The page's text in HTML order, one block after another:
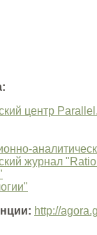
центр
журнал
http://